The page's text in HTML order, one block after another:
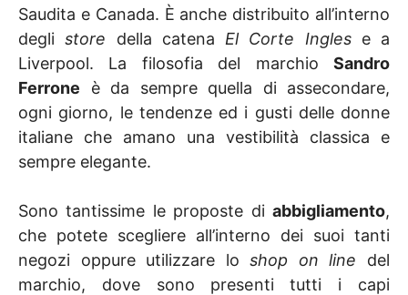
Saudita e Canada. È anche distribuito all’interno
deglistore della catena El Corte Inglese a
Liverpool. La filosofia del marchio Sandro
Ferrone è da sempre quella di assecondare,
ogni giorno, le tendenze ed i gusti delle donne
italiane che amano una vestibilità classica e
sempre elegante.
Sono tantissime le proposte di abbigliamento,
che potete scegliere all’interno dei suoi tanti
negozi oppure utilizzare loshop on line del
marchio, dove sono presenti tutti i capi